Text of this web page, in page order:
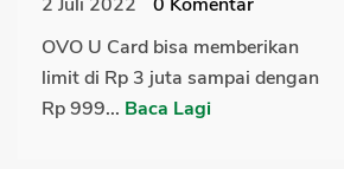
OVO U Card bisa memberikan
limit di Rp 3 juta sampai dengan
Rp 999... Baca Lagi